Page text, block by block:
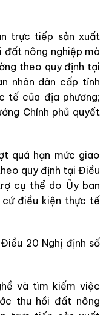
trực tiếp sản xuất
đất nông nghiệp mà
theo quy định tại
nhân dân cấp tỉnh
tế của địa phương;
Chính phủ quyết
quá hạn mức giao
quy định tại Điều
cụ thể do Ủy ban
cứ điều kiện thực tế
20 Nghị định số
và tìm kiếm việc
thu hồi đất nông